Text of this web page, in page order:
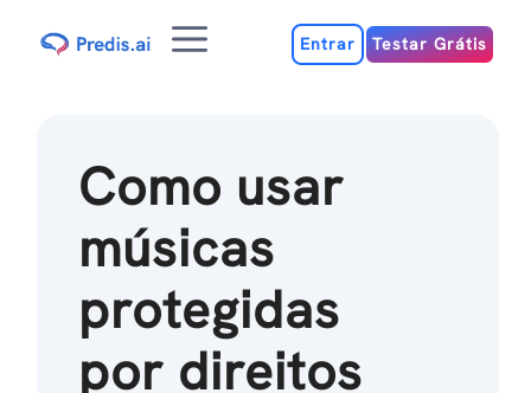
para
MenuEntrar Testar Grátis
Como usar
músicas
protegidas
por direitos